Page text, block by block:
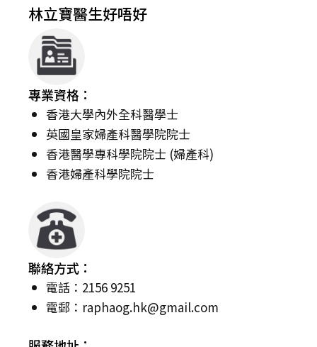
林立寶醫生好唔好
專業資格：
香港大學內外全科醫學士
英國皇家婦產科醫學院院士
香港醫學專科學院院士 (婦產科)
香港婦產科學院院士
聯絡方式：
電話：2156 9251
電郵： raphaog.hk@gmail.com